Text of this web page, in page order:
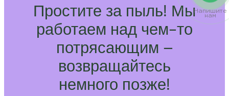
Простите за пыль! Мы
работаем над чем-то
потрясающим –
возвращайтесь
немного позже!
Напишите
нам